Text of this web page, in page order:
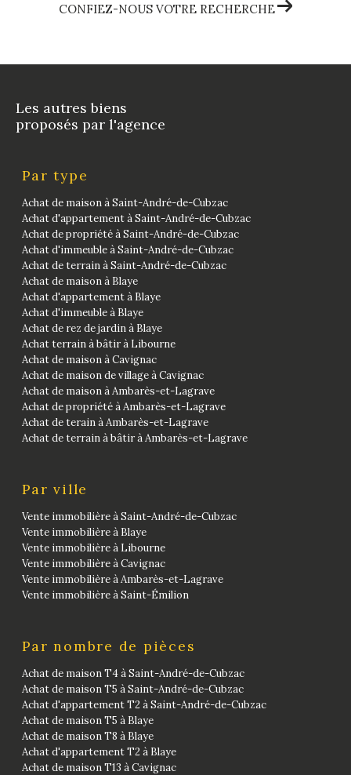
CONFIEZ-NOUS VOTRE RECHERCHE
Les autres biens
proposés par l'agence
Par type
Achat de maison à Saint-André-de-Cubzac
Achat d'appartement à Saint-André-de-Cubzac
Achat de propriété à Saint-André-de-Cubzac
Achat d'immeuble à Saint-André-de-Cubzac
Achat de terrain à Saint-André-de-Cubzac
Achat de maison à Blaye
Achat d'appartement à Blaye
Achat d'immeuble à Blaye
Achat de rez de jardin à Blaye
Achat terrain à bâtir à Libourne
Achat de maison à Cavignac
Achat de maison de village à Cavignac
Achat de maison à Ambarès-et-Lagrave
Achat de propriété à Ambarès-et-Lagrave
Achat de terain à Ambarès-et-Lagrave
Achat de terrain à bâtir à Ambarès-et-Lagrave
Par ville
Vente immobilière à Saint-André-de-Cubzac
Vente immobilière à Blaye
Vente immobilière à Libourne
Vente immobilière à Cavignac
Vente immobilière à Ambarès-et-Lagrave
Vente immobilière à Saint-Émilion
Par nombre de pièces
Achat de maison T4 à Saint-André-de-Cubzac
Achat de maison T5 à Saint-André-de-Cubzac
Achat d'appartement T2 à Saint-André-de-Cubzac
Achat de maison T5 à Blaye
Achat de maison T8 à Blaye
Achat d'appartement T2 à Blaye
Achat de maison T13 à Cavignac